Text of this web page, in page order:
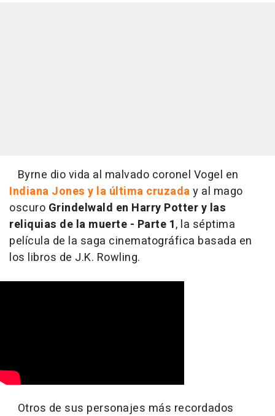
Byrne dio vida al malvado coronel Vogel en
Indiana Jones y la última cruzaday al mago
oscuro Grindelwald en Harry Potter y las
reliquias de la muerte - Parte 1, la séptima
película de la saga cinematográfica basada en
los libros de J.K. Rowling.
Otros de sus personajes más recordados